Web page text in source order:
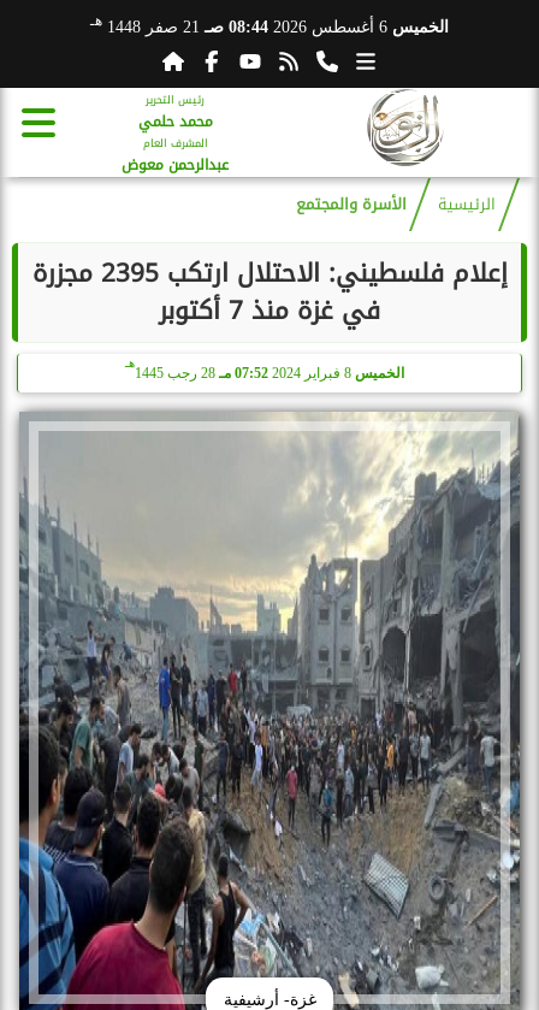
الخميس 08:44 صـ 21 صفر 1448 هـ
رئيس التحرير
محمد حلمي
المشرف العام
عبدالرحمن معوض
الرئيسية الأسرة والمجتمع
إعلام فلسطيني: الاحتلال ارتكب 2395 مجزرة
في غزة منذ 7 أكتوبر
الخميس 07:52 مـ 28 رجب 1445
هـ
غزة- أرشيفية